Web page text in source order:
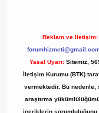
Reklam ve İletişim:
Yasal Uyarı: Sitemiz,
İletişim Kurumu (BTK)
vermektedir. Bu
araştırma
içeriklerin sorumluluğunu